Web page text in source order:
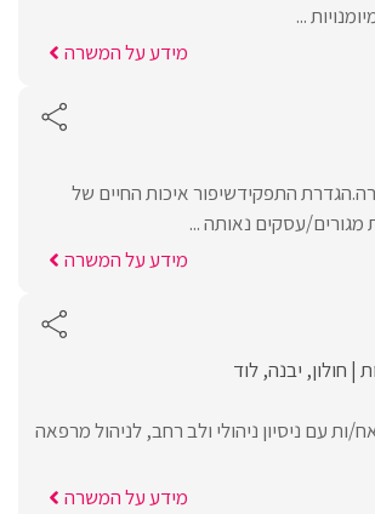
...
מידע על המשרה
פקח/ית עירוני/ת – 100% משרה.הגדרת התפקידשיפור איכות החיים של
עסקים נאותה ...
מידע על המשרה
חולון יבנה לוד
עם ניסיון ניהולי ולב רחב, לניהול מרפאה
מידע על המשרה